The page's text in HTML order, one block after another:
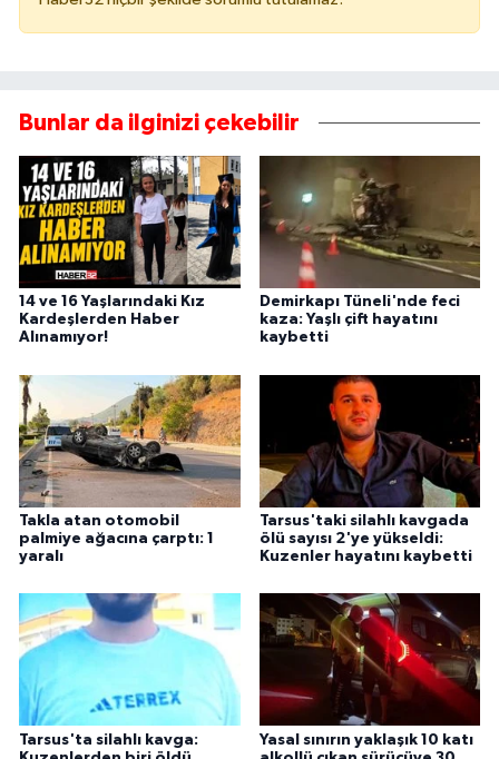
Bunlar da ilginizi çekebilir
14 ve 16 Yaşlarındaki Kız
Kardeşlerden Haber
Alınamıyor!
Demirkapı Tüneli'nde feci
kaza: Yaşlı çift hayatını
kaybetti
Takla atan otomobil
palmiye ağacına çarptı: 1
yaralı
Tarsus'taki silahlı kavgada
ölü sayısı 2'ye yükseldi:
Kuzenler hayatını kaybetti
Tarsus'ta silahlı kavga:
Yasal sınırın yaklaşık 10 katı